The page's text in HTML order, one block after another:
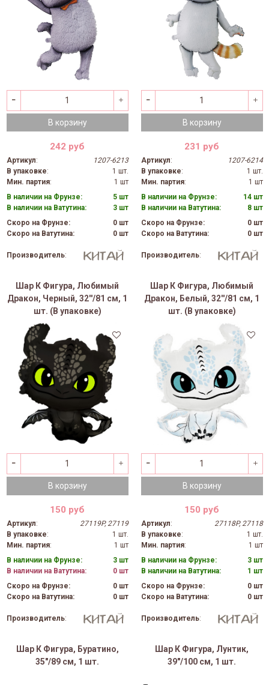
В корзину
242 руб
Артикул:
1207-6213
В упаковке:
1 шт.
Мин. партия:
1 шт
В наличии на Фрунзе:
5 шт
В наличии на Ватутина:
3 шт
Скоро на Фрунзе:
0 шт
Скоро на Ватутина:
0 шт
Производитель:
В корзину
231 руб
Артикул:
1207-6214
В упаковке:
1 шт.
Мин. партия:
1 шт
В наличии на Фрунзе:
14 шт
В наличии на Ватутина:
8 шт
Скоро на Фрунзе:
0 шт
Скоро на Ватутина:
0 шт
Производитель:
Шар К Фигура, Любимый
Дракон, Черный, 32''/81 см, 1
шт. (В упаковке)
В корзину
150 руб
Артикул:
27119P, 27119
В упаковке:
1 шт.
Мин. партия:
1 шт
В наличии на Фрунзе:
3 шт
В наличии на Ватутина:
0 шт
Скоро на Фрунзе:
0 шт
Скоро на Ватутина:
0 шт
Производитель:
Шар К Фигура, Любимый
Дракон, Белый, 32''/81 см, 1
шт. (В упаковке)
В корзину
150 руб
Артикул:
27118P, 27118
В упаковке:
1 шт.
Мин. партия:
1 шт
В наличии на Фрунзе:
3 шт
В наличии на Ватутина:
1 шт
Скоро на Фрунзе:
0 шт
Скоро на Ватутина:
0 шт
Производитель:
Шар К Фигура, Буратино,
35"/89 см, 1 шт.
Шар К Фигура, Лунтик,
39"/100 см, 1 шт.